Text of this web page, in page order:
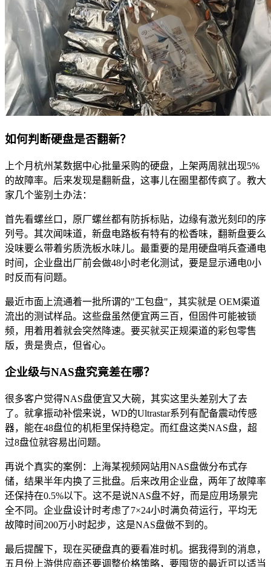
如何判断硬盘是否翻新？
上个月杭州某数据中心批量采购的硬盘，上架两周就出现5%
的故障率。后来发现是翻新盘，这事儿在圈里都传疯了。教大
家几个鉴别土办法：
首先看螺丝口，原厂螺丝都有防拆标贴，边缘有激光刻印的序
列号。其次闻味道，新盘电路板有特有的松香味，翻新盘要么
没味要么带着劣质洗板水味儿。最重要的是用硬盘哨兵查通电
时间，企业盘出厂前会做48小时老化测试，要是显示通电0小
时反而有问题。
最近市面上流通着一批所谓的"工包盘"，其实就是 OEM渠道
流出的测试样品。这些盘虽然便宜两三百，但固件可能被锁
频，用着用着就会突然降速。要买就买正规渠道的彩包零售
版，贵是贵点，但省心。
企业级与NAS盘究竟差在哪？
很多客户觉得NAS盘便宜又大碗，其实这里头差别大了去
了。就拿振动补偿来说，WD的Ultrastar系列有配备震动传感
器，能在48盘位的机柜里保持稳定。而红盘这类NAS盘，超
过8盘位就容易出问题。
再说个真实的案例：上海某视频网站用NAS盘做分布式存
储，结果半年内换了三批盘。后来改用企业盘，两年了故障率
还保持在0.5%以下。这不是说NAS盘不好，而是应用场景完
全不同。企业盘设计时考虑了7×24小时满负荷运行，平均无
故障时间200万小时起步，这是NAS盘做不到的。
最后提醒下，现在买硬盘真的要看准时机。据我得到的消息，
五月份上游供应商还要调整价格策略，要囤货的最近可以适当